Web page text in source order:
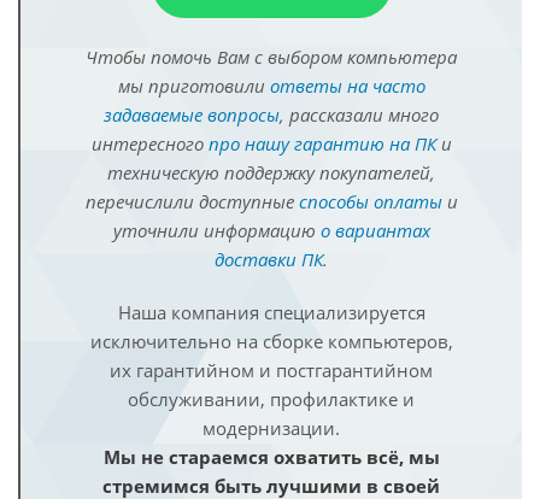
Чтобы помочь Вам с выбором компьютера
мы приготовили ответы на часто
задаваемые вопросы, рассказали много
интересного про нашу гарантию на ПКи
техническую поддержку покупателей,
перечислили доступные способы оплатыи
уточнили информацию о вариантах
доставки ПК.
Наша компания специализируется
исключительно на сборке компьютеров,
их гарантийном и постгарантийном
обслуживании, профилактике и
модернизации.
Мы не стараемся охватить всё, мы
стремимся быть лучшими в своей